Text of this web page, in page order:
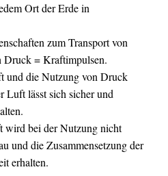
Ort der Erde in
zum Transport von
Druck = Kraftimpulsen.
und die Nutzung von Druck
Luft lässt sich sicher und
wird bei der Nutzung nicht
und die Zusammensetzung der
erhalten.